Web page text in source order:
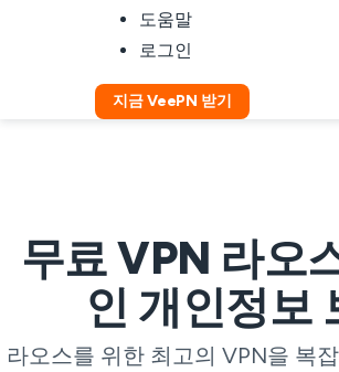
도움말
로그인
지금 VeePN 받기
무료 VPN 라오
인 개인정보
라오스를 위한 최고의 VPN을 복